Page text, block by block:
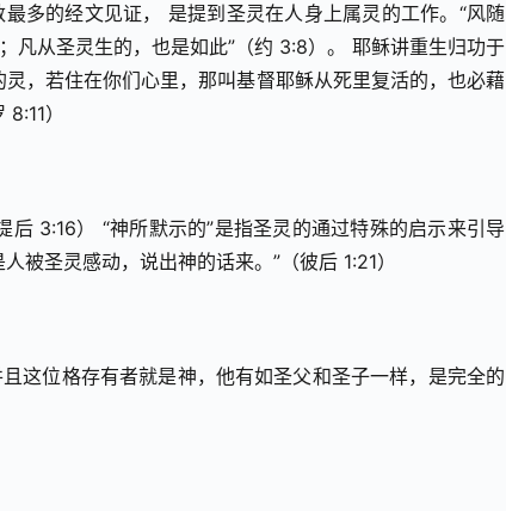
多的经文见证， 是提到圣灵在人身上属灵的工作。“风随
凡从圣灵生的，也是如此”（约 3:8）。 耶稣讲重生归功于
，若住在你们心里，那叫基督耶稣从死里复活的，也必藉
）
3:16） “神所默示的”是指圣灵的通过特殊的启示来引导
被圣灵感动，说出神的话来。”（彼后 1:21）
这位格存有者就是神，他有如圣父和圣子一样，是完全的